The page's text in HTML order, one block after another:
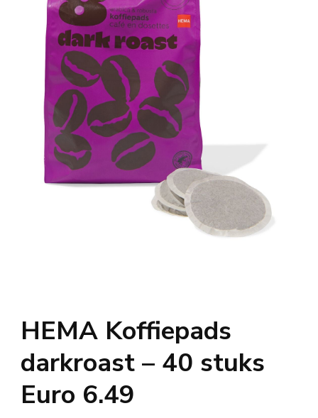
HEMA Koffiepads
darkroast – 40 stuks
Euro 6.49